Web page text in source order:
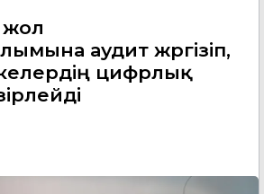
аудит жүргізіп,
цифрлық